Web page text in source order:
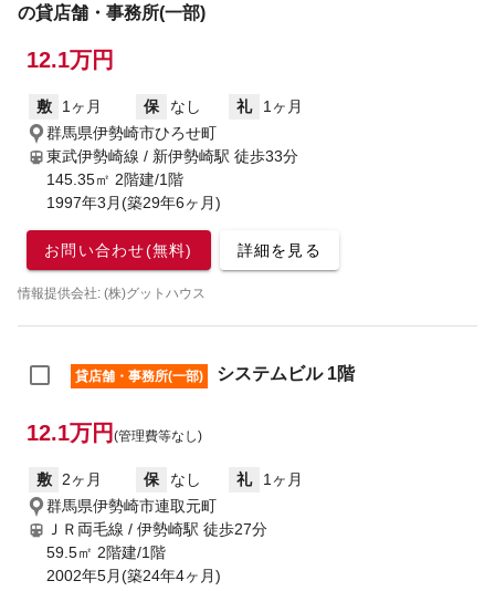
の貸店舗・事務所(一部)
12.1万円
敷 1ヶ月 保 なし 礼
1ヶ月
群馬県伊勢崎市ひろせ町
東武伊勢崎線 / 新伊勢崎駅 徒歩33分
145.35㎡ 2階建/1階
1997年3月(築29年6ヶ月)
お問い合わせ(無料) 詳細を見る
情報提供会社: (株)グットハウス
貸店舗・事務所(一部) システムビル 1階
12.1万円 (管理費等なし)
敷 2ヶ月 保 なし 礼
1ヶ月
群馬県伊勢崎市連取元町
ＪＲ両毛線 / 伊勢崎駅 徒歩27分
59.5㎡ 2階建/1階
2002年5月(築24年4ヶ月)